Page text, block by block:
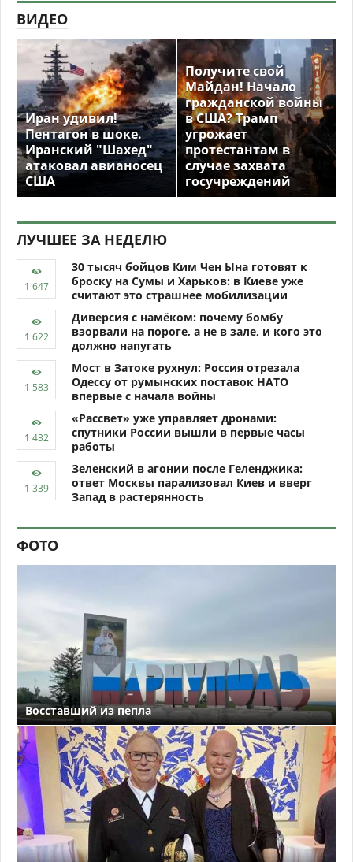
ВИДЕО
Иран удивил!
Пентагон в шоке.
Иранский "Шахед"
атаковал авианосец
США
Получите свой
Майдан! Начало
гражданской войны
в США? Трамп
угрожает
протестантам в
случае захвата
госучреждений
ЛУЧШЕЕ ЗА НЕДЕЛЮ
30 тысяч бойцов Ким Чен Ына готовят к
броску на Сумы и Харьков: в Киеве уже
считают это страшнее мобилизации
Диверсия с намёком: почему бомбу
взорвали на пороге, а не в зале, и кого это
должно напугать
Мост в Затоке рухнул: Россия отрезала
Одессу от румынских поставок НАТО
впервые с начала войны
«Рассвет» уже управляет дронами:
спутники России вышли в первые часы
работы
Зеленский в агонии после Геленджика:
ответ Москвы парализовал Киев и вверг
Запад в растерянность
ФОТО
Восставший из пепла